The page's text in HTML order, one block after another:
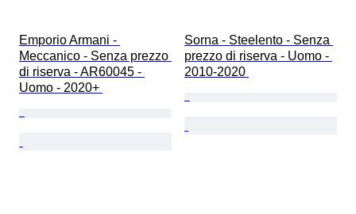
Emporio Armani -
Meccanico - Senza prezzo
di riserva - AR60045 -
Uomo - 2020+
Sorna - Steelento - Senza
prezzo di riserva - Uomo -
2010-2020